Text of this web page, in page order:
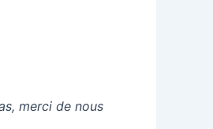
merci de nous